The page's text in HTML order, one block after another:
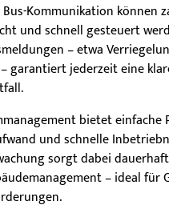
Kommunikation können
und schnell gesteuert
– etwa
garantiert jederzeit eine
bietet einfache
und schnelle
sorgt dabei
– ideal für